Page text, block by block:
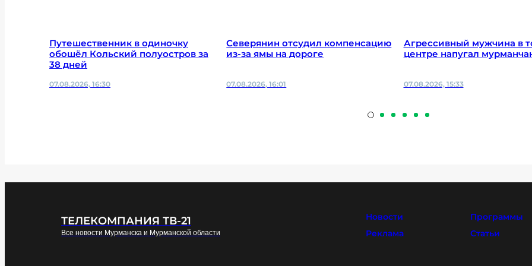
Путешественник в одиночку
обошёл Кольский полуостров за
38 дней
07.08.2026, 16:30
Северянин отсудил компенсацию
из-за ямы на дороге
07.08.2026, 16:01
Агрессивный мужчина в
центре напугал
07.08.2026, 15:33
ТЕЛЕКОМПАНИЯ ТВ-21
Все новости Мурманска и Мурманской области
Новости Программы
Реклама
Статьи